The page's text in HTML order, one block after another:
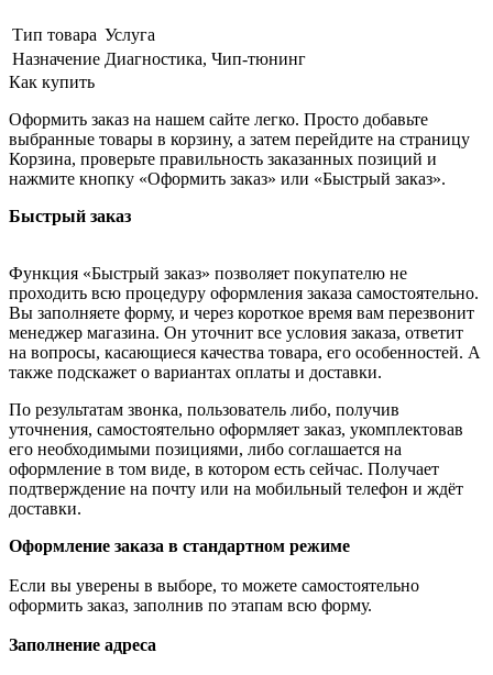
Тип товара Услуга
Назначение Диагностика, Чип-тюнинг
Как купить
Оформить заказ на нашем сайте легко. Просто добавьте
выбранные товары в корзину, а затем перейдите на страницу
Корзина, проверьте правильность заказанных позиций и
нажмите кнопку «Оформить заказ» или «Быстрый заказ».
Быстрый заказ
Функция «Быстрый заказ» позволяет покупателю не
проходить всю процедуру оформления заказа самостоятельно.
Вы заполняете форму, и через короткое время вам перезвонит
менеджер магазина. Он уточнит все условия заказа, ответит
на вопросы, касающиеся качества товара, его особенностей. А
также подскажет о вариантах оплаты и доставки.
По результатам звонка, пользователь либо, получив
уточнения, самостоятельно оформляет заказ, укомплектовав
его необходимыми позициями, либо соглашается на
оформление в том виде, в котором есть сейчас. Получает
подтверждение на почту или на мобильный телефон и ждёт
доставки.
Оформление заказа в стандартном режиме
Если вы уверены в выборе, то можете самостоятельно
оформить заказ, заполнив по этапам всю форму.
Заполнение адреса